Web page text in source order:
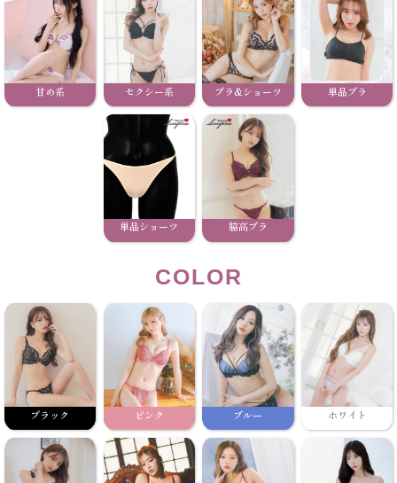
甘め系 セクシー系 ブラ&ショーツ 単品ブラ
単品ショーツ 脇高ブラ
COLOR
ブラック ピンク ブルー ホワイト